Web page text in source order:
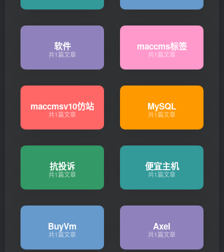
软件
共1篇文章
maccms标签
共1篇文章
maccmsv10仿站
共1篇文章
MySQL
共1篇文章
抗投诉
共1篇文章
便宜主机
共1篇文章
BuyVm
共1篇文章
Axel
共1篇文章